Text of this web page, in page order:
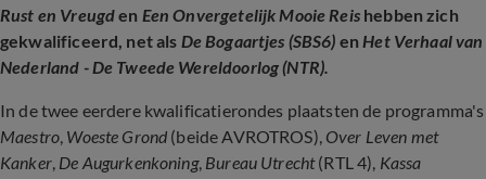
Rust en Vreugden Een Onvergetelijk Mooie Reishebben zich
gekwalificeerd, net als De Bogaartjes (SBS6) enHet Verhaal van
Nederland - De Tweede Wereldoorlog (NTR).
In de twee eerdere kwalificatierondes plaatsten de programma's
Maestro, Woeste Grond (beide AVROTROS), Over Leven met
Kanker, De Augurkenkoning,Bureau Utrecht(RTL 4), Kassa